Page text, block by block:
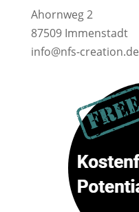
Ahornweg 2
87509 Immenstadt
info@nfs-creation.de